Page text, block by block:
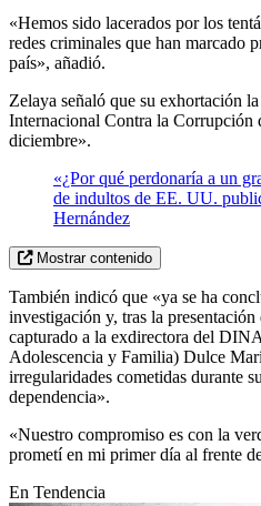
«Hemos sido lacerados por los
redes criminales que han marcado
país», añadió.
Zelaya señaló que su exhortación
Internacional Contra la Corrupción
diciembre».
«¿Por qué perdonaría a un
de indultos de EE. UU.
Hernández
Mostrar contenido
También indicó que «ya se ha
investigación y, tras la
capturado a la exdirectora del
Adolescencia y Familia) Dulce
irregularidades cometidas durante
dependencia».
«Nuestro compromiso es con la
prometí en mi primer día al frente
En Tendencia